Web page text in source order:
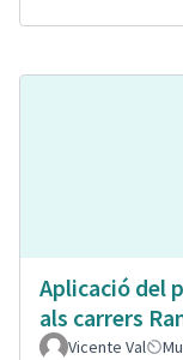
Aplicació del
als carrers
Vicente Val